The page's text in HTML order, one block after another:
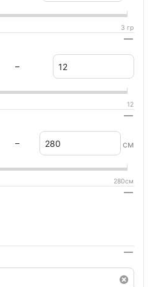
3 гр
–
12
– см
280см